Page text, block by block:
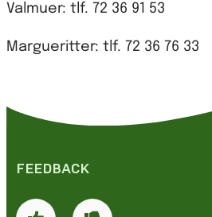
Valmuer: tlf. 72 36 91 53
Margueritter: tlf. 72 36 76 33
FEEDBACK